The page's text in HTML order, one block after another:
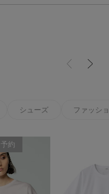
シューズ ファッシ
予約